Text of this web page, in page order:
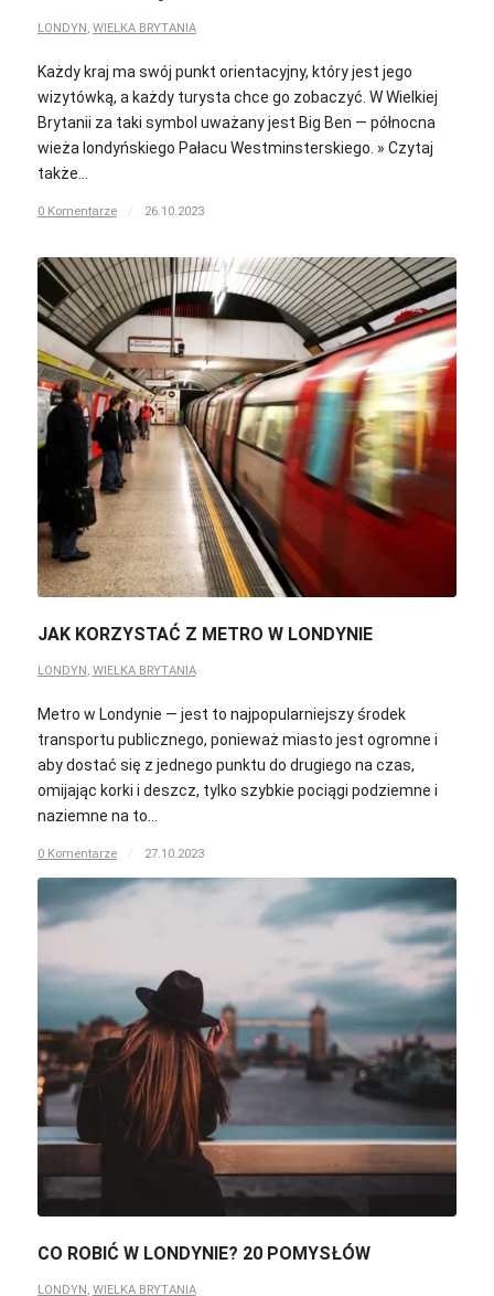
LONDYN, WIELKA BRYTANIA
Każdy kraj ma swój punkt orientacyjny, który jest jego
wizytówką, a każdy turysta chce go zobaczyć. W Wielkiej
Brytanii za taki symbol uważany jest Big Ben — północna
wieża londyńskiego Pałacu Westminsterskiego. » Czytaj
także…
0 Komentarze / 26.10.2023
JAK KORZYSTAĆ Z METRO W LONDYNIE
LONDYN, WIELKA BRYTANIA
Metro w Londynie — jest to najpopularniejszy środek
transportu publicznego, ponieważ miasto jest ogromne i
aby dostać się z jednego punktu do drugiego na czas,
omijając korki i deszcz, tylko szybkie pociągi podziemne i
naziemne na to…
0 Komentarze / 27.10.2023
CO ROBIĆ W LONDYNIE? 20 POMYSŁÓW
LONDYN , WIELKA BRYTANIA